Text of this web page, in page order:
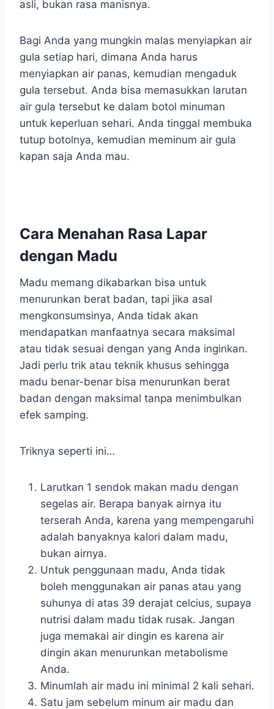
asli, bukan rasa manisnya.
Bagi Anda yang mungkin malas menyiapkan air
gula setiap hari, dimana Anda harus
menyiapkan air panas, kemudian mengaduk
gula tersebut. Anda bisa memasukkan larutan
air gula tersebut ke dalam botol minuman
untuk keperluan sehari. Anda tinggal membuka
tutup botolnya, kemudian meminum air gula
kapan saja Anda mau.
Cara Menahan Rasa Lapar
dengan Madu
Madu memang dikabarkan bisa untuk
menurunkan berat badan, tapi jika asal
mengkonsumsinya, Anda tidak akan
mendapatkan manfaatnya secara maksimal
atau tidak sesuai dengan yang Anda inginkan.
Jadi perlu trik atau teknik khusus sehingga
madu benar-benar bisa menurunkan berat
badan dengan maksimal tanpa menimbulkan
efek samping.
Triknya seperti ini…
Larutkan 1 sendok makan madu dengan
segelas air. Berapa banyak airnya itu
terserah Anda, karena yang mempengaruhi
adalah banyaknya kalori dalam madu,
bukan airnya.
Untuk penggunaan madu, Anda tidak
boleh menggunakan air panas atau yang
suhunya di atas 39 derajat celcius, supaya
nutrisi dalam madu tidak rusak. Jangan
juga memakai air dingin es karena air
dingin akan menurunkan metabolisme
Anda.
Minumlah air madu ini minimal 2 kali sehari.
Satu jam sebelum minum air madu dan